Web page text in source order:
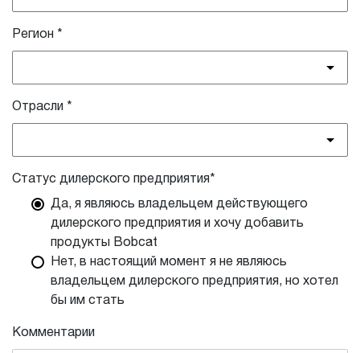
Регион *
Отрасли *
Статус дилерского предприятия*
Да, я являюсь владельцем действующего
дилерского предприятия и хочу добавить
продукты Bobcat
Нет, в настоящий момент я не являюсь
владельцем дилерского предприятия, но хотел
бы им стать
Комментарии